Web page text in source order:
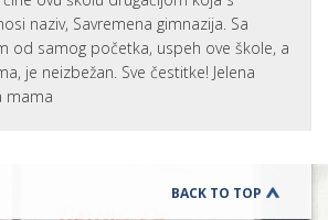
naziv, Savremena gimnazija. Sa
od samog početka, uspeh ove škole, a
je neizbežan. Sve čestitke! Jelena
mama
BACK TO TOP